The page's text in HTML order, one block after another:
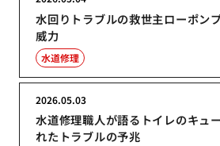
水回りトラブルの救世主ローポン
威力
水道修理
水道修理職人が語るトイレのキュ
れたトラブルの予兆
2026.05.03